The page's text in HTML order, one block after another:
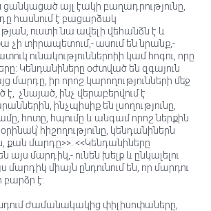
այլ էակի բաղադրությունը,
հասնում է բացարձակ
ուստի նա ավելի վեհանձն է և
չի տիրապետում,- ասում են նրանք,-
ունակություններոիի կամ հոգու, որը
Կենդանիները օժտված են զգայուն
մարդը, իր որոշ կարողությունների մեջ
չնայած, ինչ վերաբերվում է
ինչպիսիք են լսողությունը,
հոտը, հպումը և անգամ որոշ ներքին
հիշողությունը, կենդանիներն
քան մարդը>>: <<Կենդանիները
այս մարդիկ,- ունեն խելք և ընկալելու
մարդիկ միայն ընդունում են, որ մարդու
բարձր է:
ժամանակակից փիլիսոփաները,